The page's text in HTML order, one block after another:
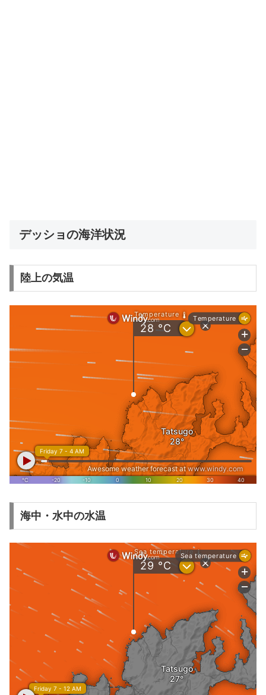
デッショの海洋状況
陸上の気温
海中・水中の水温